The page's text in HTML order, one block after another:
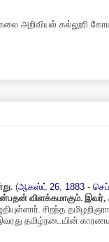
அறிவியல் கல்லூரி
(ஆகஸ்ட் 26 1883 -
விளக்கமாகும். இவர்,
யுள்ளார். சிறந்த
தமிழ்நடையின்